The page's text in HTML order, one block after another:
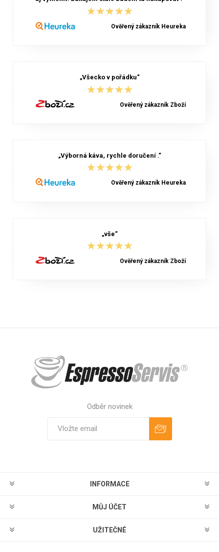
★★★★★
★★★★★
Ověřený zákazník Heureka
„Všecko v pořádku“
★★★★★
★★★★★
Ověřený zákazník Zboží
„Výborná káva, rychle doručení .“
★★★★★
★★★★★
Ověřený zákazník Heureka
„vše“
★★★★★
★★★★★
Ověřený zákazník Zboží
Odběr novinek
INFORMACE
MŮJ ÚČET
UŽITEČNÉ